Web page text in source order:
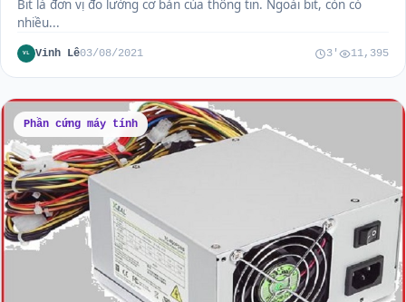
Bit là đơn vị đo lường cơ bản của thông tin. Ngoài bit, còn có
nhiều...
VL Vinh Lê03/08/2021 3' 11,395
Phần cứng máy tính